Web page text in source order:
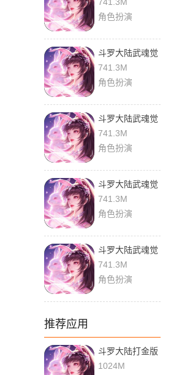
安卓版
角色扮演
斗罗大陆武魂觉
醒内购版 1.0.0
手机版
741.3M
角色扮演
斗罗大陆武魂觉
醒 1.0.0 最新版
741.3M
角色扮演
斗罗大陆武魂觉
醒众神版 1.0.0
最新版
741.3M
角色扮演
斗罗大陆武魂觉
醒0.1折 1.0.0 官
方正版
741.3M
角色扮演
推荐应用
斗罗大陆打金版
1.0.0 手机版
1024M